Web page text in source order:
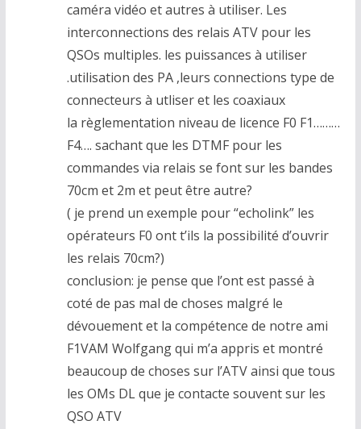
caméra vidéo et autres à utiliser. Les
interconnections des relais ATV pour les
QSOs multiples. les puissances à utiliser
.utilisation des PA ,leurs connections type de
connecteurs à utliser et les coaxiaux
la règlementation niveau de licence F0 F1………
F4…. sachant que les DTMF pour les
commandes via relais se font sur les bandes
70cm et 2m et peut être autre?
( je prend un exemple pour “echolink” les
opérateurs F0 ont t’ils la possibilité d’ouvrir
les relais 70cm?)
conclusion: je pense que l’ont est passé à
coté de pas mal de choses malgré le
dévouement et la compétence de notre ami
F1VAM Wolfgang qui m’a appris et montré
beaucoup de choses sur l’ATV ainsi que tous
les OMs DL que je contacte souvent sur les
QSO ATV